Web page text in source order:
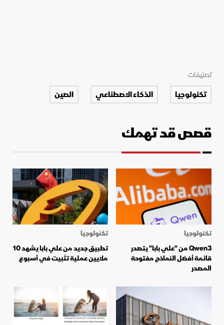
تصنيفات
تكنولوجيا الذكاء الاصطناعي الصين
قصص قد تهمك
تكنولوجيا
Qwen3 من "علي بابا" يتصدر
قائمة أفضل النماذج مفتوحة
المصدر
تكنولوجيا
تطبيق جديد من علي بابا يشهد 10
ملايين عملية تثبيت في أسبوع